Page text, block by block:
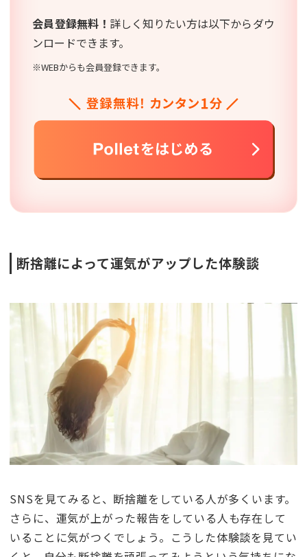
会員登録無料！ 詳しく知りたい方は以下からダウ
ンロードできます。
※WEBからも会員登録できます。
断捨離によって運気がアップした体験談
SNSを見てみると、断捨離をしている人が多くいます。
さらに、運気が上がった報告をしている人も存在して
いることに気がつくでしょう。こうした体験談を見てい